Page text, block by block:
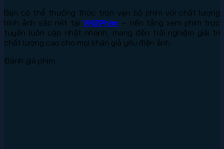
Bạn có thể thưởng thức trọn vẹn bộ phim với chất lượng
hình ảnh sắc nét tạiVN2Phim – nền tảng xem phim trực
tuyến luôn cập nhật nhanh, mang đến trải nghiệm giải trí
chất lượng cao cho mọi khán giả yêu điện ảnh.
Đánh giá phim